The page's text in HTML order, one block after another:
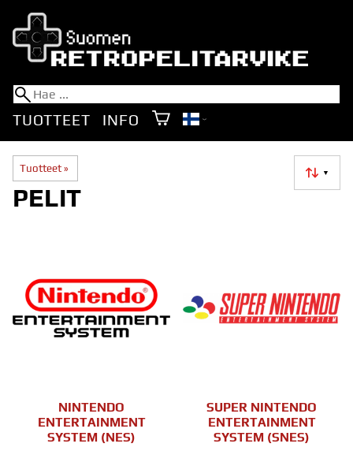
TUOTTEET INFO
Tuotteet ‪» ▼
PELIT
NINTENDO
ENTERTAINMENT
SYSTEM (NES)
SUPER NINTENDO
ENTERTAINMENT
SYSTEM (SNES)